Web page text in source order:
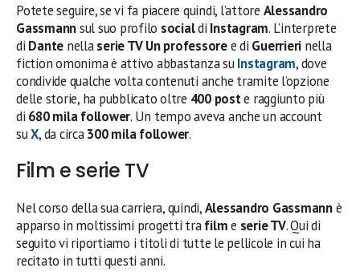
Potete seguire, se vi fa piacere quindi, l’attore Alessandro
Gassmannsul suo profilo socialdi Instagram. L’interprete
di Dante nellaserie TV Un professoree di Guerrieri nella
fiction omonima è attivo abbastanza suInstagram, dove
condivide qualche volta contenuti anche tramite l’opzione
delle storie, ha pubblicato oltre 400 poste raggiunto più
di 680 mila follower. Un tempo aveva anche un account
suX, da circa300 mila follower.
Film e serie TV
Nel corso della sua carriera, quindi,Alessandro Gassmannè
apparso in moltissimi progetti trafilme serie TV. Qui di
seguito vi riportiamo i titoli di tutte le pellicole in cui ha
recitato in tutti questi anni.